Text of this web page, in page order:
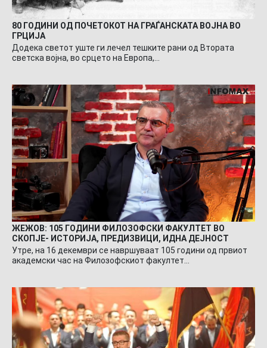
80 ГОДИНИ ОД ПОЧЕТОКОТ НА ГРАЃАНСКАТА ВОЈНА ВО
ГРЦИЈА
Додека светот уште ги лечел тешките рани од Втората
светска војна, во срцето на Европа,…
ЖЕЖОВ: 105 ГОДИНИ ФИЛОЗОФСКИ ФАКУЛТЕТ ВО
СКОПЈЕ- ИСТОРИЈА, ПРЕДИЗВИЦИ, ИДНА ДЕЈНОСТ
Утре, на 16 декември се навршуваат 105 години од првиот
академски час на Филозофскиот факултет…